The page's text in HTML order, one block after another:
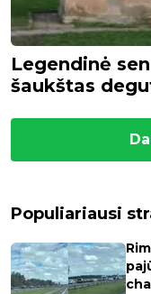
Legendinė
šaukštas
Populiariausi